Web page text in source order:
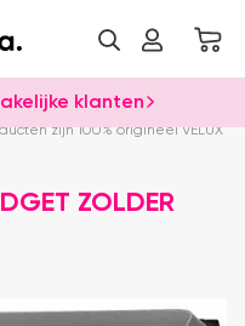
klanten
Dealer
zijn 100% origineel VELUX
ZOLDER